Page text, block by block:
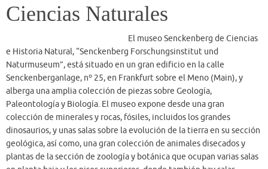
dinosaurios, y unas salas sobre la evolución de la tierra en su sección
plantas de la sección de zoología y botánica que ocupan varias salas
en planta baja y los pisos superiores, donde también hay salas
dedicadas a la evolución humana.
Ginebra: Musée d’Art et
d’Histoire
La colección egipcia forma parte